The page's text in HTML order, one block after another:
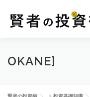
投資基礎知識
資産運用の心理学
OKANE]